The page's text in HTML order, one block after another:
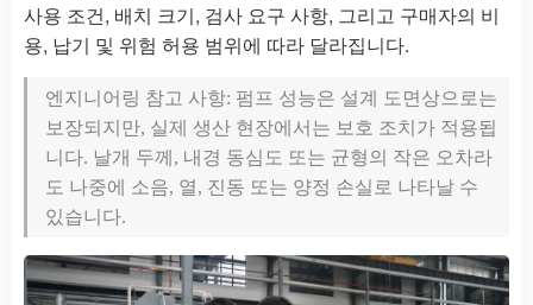
사용 조건, 배치 크기, 검사 요구 사항, 그리고 구매자의 비
용, 납기 및 위험 허용 범위에 따라 달라집니다.
엔지니어링 참고 사항: 펌프 성능은 설계 도면상으로는
보장되지만, 실제 생산 현장에서는 보호 조치가 적용됩
니다. 날개 두께, 내경 동심도 또는 균형의 작은 오차라
도 나중에 소음, 열, 진동 또는 양정 손실로 나타날 수
있습니다.